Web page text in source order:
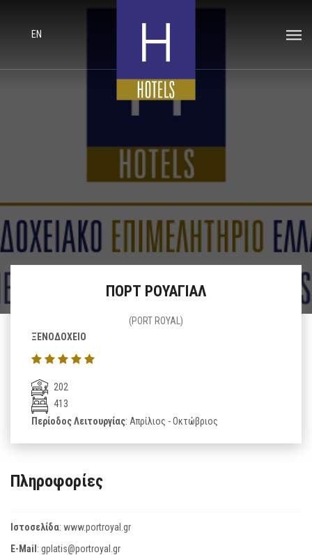
EN
ΠΟΡΤ ΡΟΥΑΓΙΑΛ
(PORT ROYAL)
ΞΕΝΟΔΟΧΕΙΟ
202
413
Περίοδος Λειτουργίας: Απρίλιος - Οκτώβριος
Πληροφορίες
Ιστοσελίδα: www.portroyal.gr
E-Mail: gplatis@portroyal.gr